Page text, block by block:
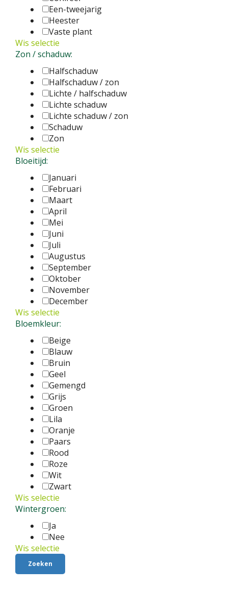
Een-tweejarig
Heester
Vaste plant
Wis selectie
Zon / schaduw:
Halfschaduw
Halfschaduw / zon
Lichte / halfschaduw
Lichte schaduw
Lichte schaduw / zon
Schaduw
Zon
Wis selectie
Bloeitijd:
Januari
Februari
Maart
April
Mei
Juni
Juli
Augustus
September
Oktober
November
December
Wis selectie
Bloemkleur:
Beige
Blauw
Bruin
Geel
Gemengd
Grijs
Groen
Lila
Oranje
Paars
Rood
Roze
Wit
Zwart
Wis selectie
Wintergroen:
Ja
Nee
Wis selectie